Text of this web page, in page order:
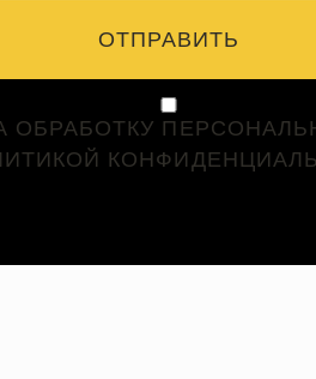
ОТПРАВИТЬ
ОБРАБОТКУ